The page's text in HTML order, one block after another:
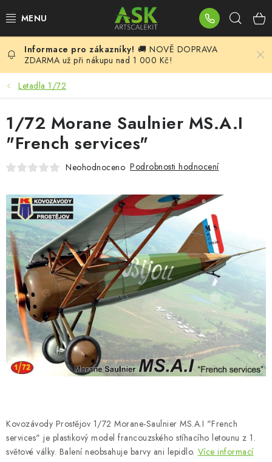
na
BLOG
SUMMER DAYS
WARHAMMER
ASK PRODUKTY
PLASTIKOVÉ MODELY
DOPLŇKY K MODELŮM
BARVY A POMŮCKY
PUBLIKACE
SKY RIDERS COFFEE
DÁRKOVÉ POUKAZY
O nás Moje objednávka Kontakty
Doprava a platba
Obchodní podmínky
Podmínky ochrany osobních údajů
🚚 NOVĚ DOPRAVA
ZDARMA už při nákupu nad 1 000 Kč!
Letadla 1/72
Kovozávody Prostějov 1/72 Morane-Saulnier MS.A.I "French
services" je plastikový model francouzského stíhacího letounu z 1.
světové války. Balení neobsahuje barvy ani lepidlo. Více informací
1/72 Morane Saulnier MS.A.I
"French services"
Neohodnoceno Podrobnosti hodnocení